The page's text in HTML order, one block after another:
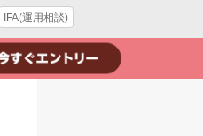
IFA(運用相談)